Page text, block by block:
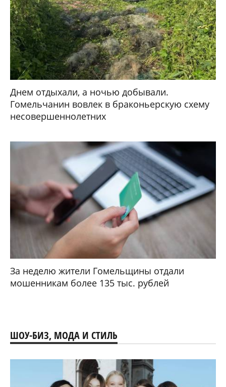
Днем отдыхали, а ночью добывали.
Гомельчанин вовлек в браконьерскую схему
несовершеннолетних
За неделю жители Гомельщины отдали
мошенникам более 135 тыс. рублей
ШОУ-БИЗ, МОДА И СТИЛЬ